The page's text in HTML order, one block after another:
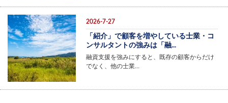
2026-7-27
「紹介」で顧客を増やしている士業・コ
ンサルタントの強みは「融...
融資支援を強みにすると、既存の顧客からだけ
でなく、他の士業…